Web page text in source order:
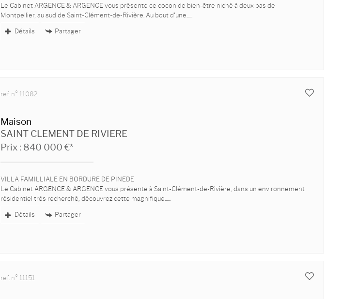
Le Cabinet ARGENCE & ARGENCE vous présente ce cocon de bien-être niché à deux pas de
Montpellier, au sud de Saint-Clément-de-Rivière. Au bout d'une...
Détails Partager
ref. n° 11082
Maison
SAINT CLEMENT DE RIVIERE
Prix : 840 000 €*
VILLA FAMILLIALE EN BORDURE DE PINEDE
Le Cabinet ARGENCE & ARGENCE vous présente à Saint-Clément-de-Rivière, dans un environnement
résidentiel très recherché, découvrez cette magnifique...
Détails Partager
ref. n° 11151